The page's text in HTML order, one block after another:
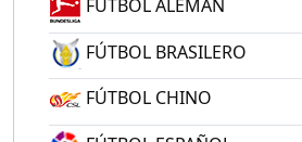
FÚTBOL ALEMÁN
FÚTBOL BRASILERO
FÚTBOL CHINO